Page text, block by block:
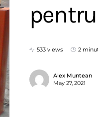
533 views 2
Alex Muntean
May 27, 2021